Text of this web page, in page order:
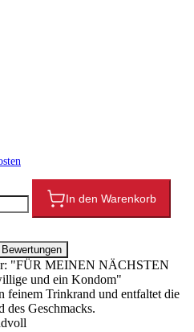
In den Warenkorb
Bewertungen
"FÜR MEINEN NÄCHSTEN
und ein Kondom"
feinem Trinkrand und entfaltet die
des Geschmacks.